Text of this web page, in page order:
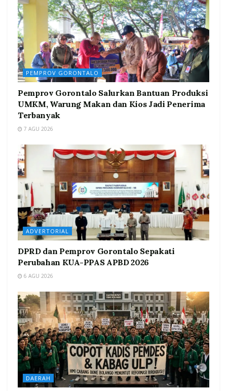
PEMPROV GORONTALO
Pemprov Gorontalo Salurkan Bantuan Produksi
UMKM, Warung Makan dan Kios Jadi Penerima
Terbanyak
7 AGU 2026
ADVERTORIAL
DPRD dan Pemprov Gorontalo Sepakati
Perubahan KUA-PPAS APBD 2026
6 AGU 2026
DAERAH